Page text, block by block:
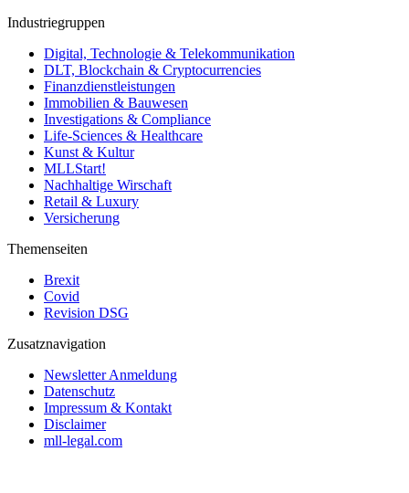
Industriegruppen
Digital, Technologie & Telekommunikation
DLT, Blockchain & Cryptocurrencies
Finanzdienstleistungen
Immobilien & Bauwesen
Investigations & Compliance
Life-Sciences & Healthcare
Kunst & Kultur
MLLStart!
Nachhaltige Wirschaft
Retail & Luxury
Versicherung
Themenseiten
Brexit
Covid
Revision DSG
Zusatznavigation
Newsletter Anmeldung
Datenschutz
Impressum & Kontakt
Disclaimer
mll-legal.com